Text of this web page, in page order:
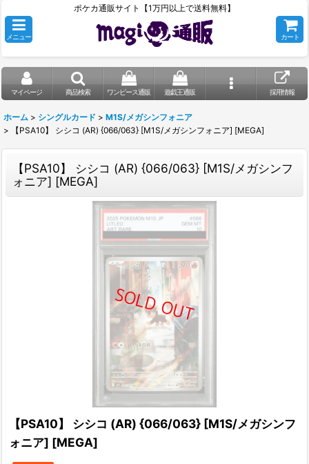
ポケカ通販サイト【1万円以上で送料無料】
メニュー カート
マイページ 商品検索 ワンピース通販 遊戯王通販 採用情報
ホーム > シングルカード > M1S/メガシンフォニア
>
【PSA10】 シシコ (AR) {066/063} [M1S/メガシンフォニア] [MEGA]
【PSA10】 シシコ (AR) {066/063} [M1S/メガシンフ
ォニア] [MEGA]
【PSA10】 シシコ (AR) {066/063} [M1S/メガシンフ
ォニア] [MEGA]